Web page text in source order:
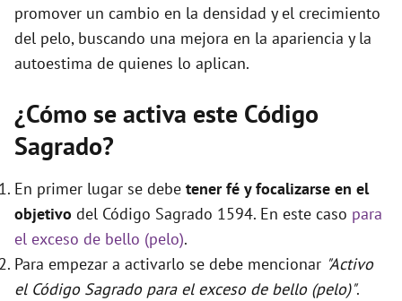
promover un cambio en la densidad y el crecimiento
del pelo, buscando una mejora en la apariencia y la
autoestima de quienes lo aplican.
¿Cómo se activa este Código
Sagrado?
En primer lugar se debe tener fé y focalizarse en el
objetivo del Código Sagrado 1594. En este caso para
el exceso de bello (pelo).
Para empezar a activarlo se debe mencionar "Activo
el Código Sagrado para el exceso de bello (pelo)".